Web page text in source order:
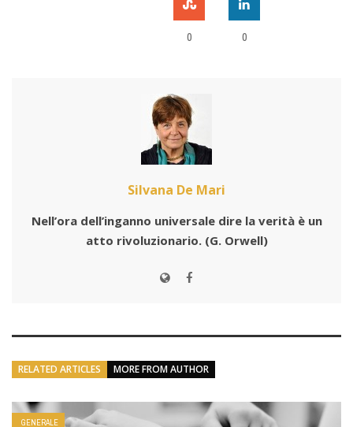
0 0
Silvana De Mari
Nell’ora dell’inganno universale dire la verità è un
atto rivoluzionario. (G. Orwell)
RELATED ARTICLES MORE FROM AUTHOR
GENERALE